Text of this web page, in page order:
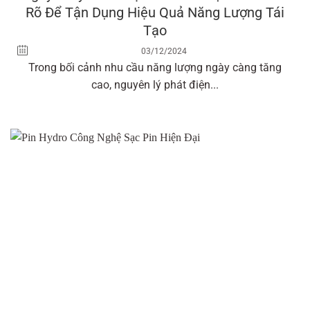
Rõ Để Tận Dụng Hiệu Quả Năng Lượng Tái
Tạo
03/12/2024
Trong bối cảnh nhu cầu năng lượng ngày càng tăng
cao, nguyên lý phát điện...